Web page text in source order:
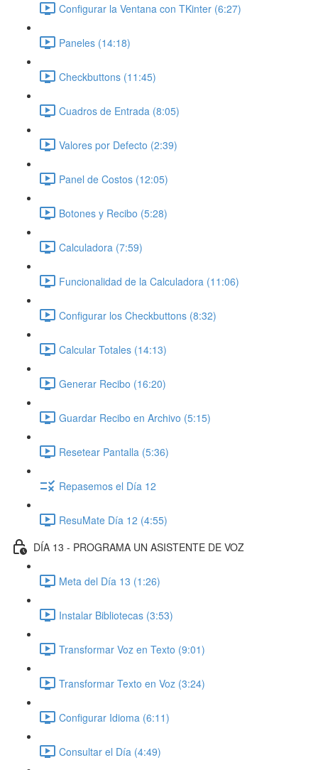
Configurar la Ventana con TKinter (6:27)
Paneles (14:18)
Checkbuttons (11:45)
Cuadros de Entrada (8:05)
Valores por Defecto (2:39)
Panel de Costos (12:05)
Botones y Recibo (5:28)
Calculadora (7:59)
Funcionalidad de la Calculadora (11:06)
Configurar los Checkbuttons (8:32)
Calcular Totales (14:13)
Generar Recibo (16:20)
Guardar Recibo en Archivo (5:15)
Resetear Pantalla (5:36)
Repasemos el Día 12
ResuMate Día 12 (4:55)
DÍA 13 - PROGRAMA UN ASISTENTE DE VOZ
Meta del Día 13 (1:26)
Instalar Bibliotecas (3:53)
Transformar Voz en Texto (9:01)
Transformar Texto en Voz (3:24)
Configurar Idioma (6:11)
Consultar el Día (4:49)